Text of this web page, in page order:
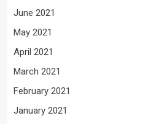
June 2021
May 2021
April 2021
March 2021
February 2021
January 2021